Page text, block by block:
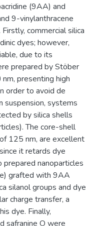
(9AA) and
9-vinylanthracene
commercial silica
dyes; however,
due to its
prepared by Stöber
presenting high
order to avoid de
suspension, systems
by silica shells
The core-shell
125 nm, are excellent
it retards dye
nanoparticles
grafted with 9AA
silanol groups and dye
charge transfer, a
dye. Finally,
safranine O were